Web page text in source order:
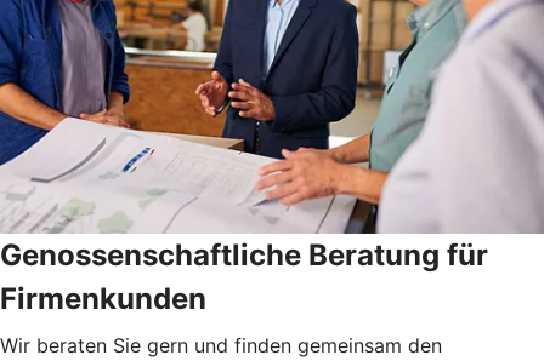
Genossenschaftliche Beratung für
Firmenkunden
Wir beraten Sie gern und finden gemeinsam den